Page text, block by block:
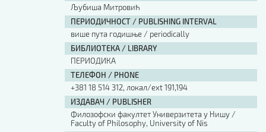
Љубиша Митровић
ПЕРИОДИЧНОСТ / PUBLISHING INTERVAL
више пута годишње / periodically
БИБЛИОТЕКА / LIBRARY
ПЕРИОДИКА
ТЕЛЕФОН / PHONE
+381 18 514 312, локал/ext 191,194
ИЗДАВАЧ / PUBLISHER
Филозофски факултет Универзитета у Нишу /
Faculty of Philosophy, University of Nis